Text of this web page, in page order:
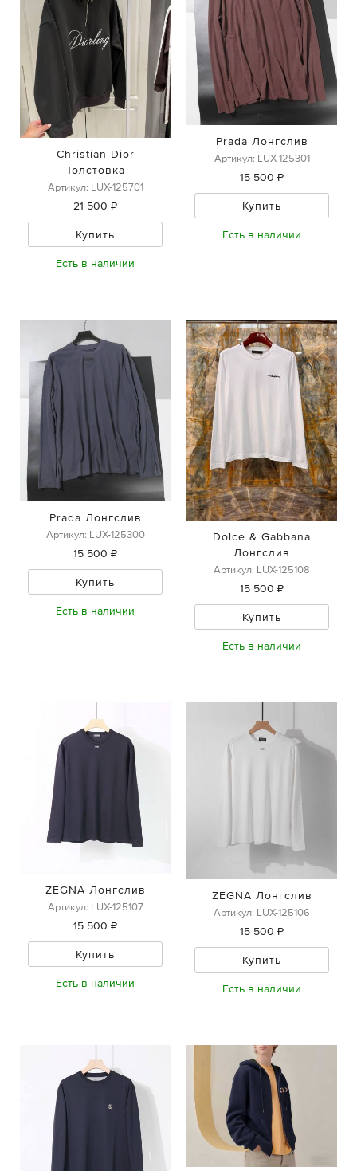
Christian Dior
Толстовка
Артикул: LUX-125701
21 500 ₽
Купить
Есть в наличии
Prada Лонгслив
Артикул: LUX-125301
15 500 ₽
Купить
Есть в наличии
Prada Лонгслив
Артикул: LUX-125300
15 500 ₽
Купить
Есть в наличии
Dolce & Gabbana
Лонгслив
Артикул: LUX-125108
15 500 ₽
Купить
Есть в наличии
ZEGNA Лонгслив
Артикул: LUX-125107
15 500 ₽
Купить
Есть в наличии
ZEGNA Лонгслив
Артикул: LUX-125106
15 500 ₽
Купить
Есть в наличии